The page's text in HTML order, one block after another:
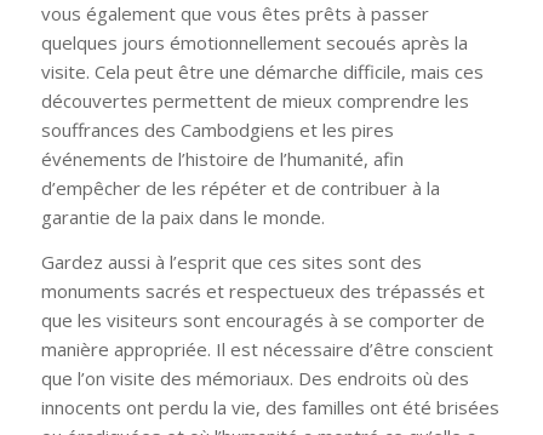
vous également que vous êtes prêts à passer
quelques jours émotionnellement secoués après la
visite. Cela peut être une démarche difficile, mais ces
découvertes permettent de mieux comprendre les
souffrances des Cambodgiens et les pires
événements de l’histoire de l’humanité, afin
d’empêcher de les répéter et de contribuer à la
garantie de la paix dans le monde.
Gardez aussi à l’esprit que ces sites sont des
monuments sacrés et respectueux des trépassés et
que les visiteurs sont encouragés à se comporter de
manière appropriée. Il est nécessaire d’être conscient
que l’on visite des mémoriaux. Des endroits où des
innocents ont perdu la vie, des familles ont été brisées